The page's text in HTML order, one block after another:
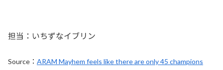
担当：いちずなイブリン
Source： ARAM Mayhem feels like there are only 45 champions